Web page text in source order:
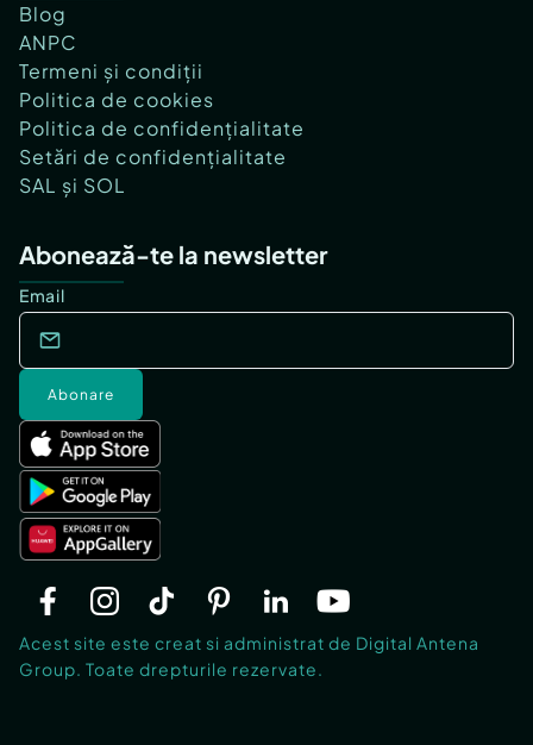
Blog
ANPC
Termeni și condiții
Politica de cookies
Politica de confidențialitate
Setări de confidențialitate
SAL și SOL
Abonează-te la newsletter
Email
Abonare
Acest site este creat si administrat de Digital Antena
Group. Toate drepturile rezervate.